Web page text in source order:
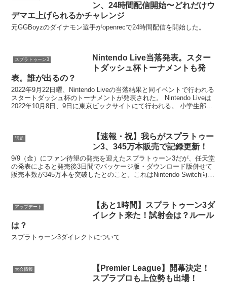
ン、24時間配信開始〜どれだけウ
デマエ上げられるかチャレンジ
元GGBoyzのダイナモン選手がopenrecで24時間配信を開始した。
スプラトゥーン3
Nintendo Live当落発表。スター
トダッシュ杯トーナメントも発
表。誰が出るの？
2022年9月22日曜、Nintendo Liveの当落結果と同イベントで行われる
スタートダッシュ杯のトーナメントが発表された。 Nintendo Liveは
2022年10月8日、9日に東京ビックサイトにて行われる。 小学生部...
話題
【速報・祝】我らがスプラトゥー
ン3、345万本販売で記録更新！
9/9（金）にファン待望の発売を迎えたスプラトゥーン3だが、任天堂
の発表によると発売後3日間でパッケージ版・ダウンロード版併せて
販売本数が345万本を突破したとのこと。これはNintendo Switch向け
アップデート
【あと1時間】スプラトゥーン3ダ
イレクト来た！試射会は？ルール
は？
スプラトゥーン3ダイレクトについて
大会情報
【Premier League】開幕決定！
スプラプロも上位勢も出場！